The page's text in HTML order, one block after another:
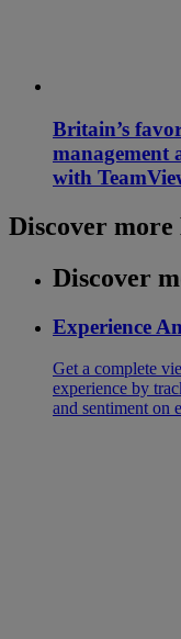
Britain’s
management
with
Discover
Discover
Experience
Get a complete
experience by
and sentiment on